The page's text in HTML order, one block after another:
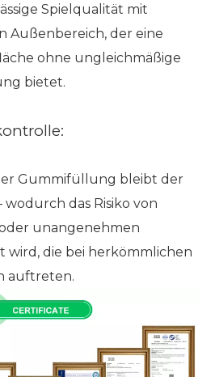
Spielqualität mit
Außenbereich, der eine
ohne ungleichmäßige
bietet.
Gummifüllung bleibt der
wodurch das Risiko von
unangenehmen
wird, die bei herkömmlichen
auftreten.